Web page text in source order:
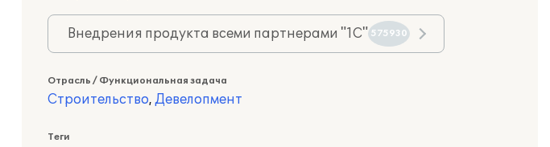
Внедрения продукта всеми партнерами "1С" 575930
Отрасль / Функциональная задача
Строительство, Девелопмент
Теги